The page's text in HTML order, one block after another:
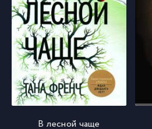
В лесной чаще